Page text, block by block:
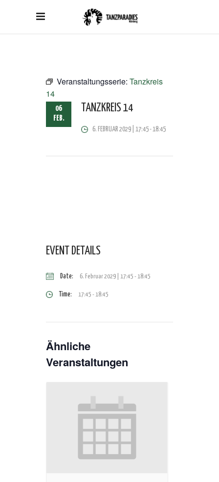
Veranstaltungsserie: Tanzkreis
14
06
FEB.
TANZKREIS 14
6. FEBRUAR 2029 | 17:45-18:45
EVENT DETAILS
Date: 6. Februar 2029 | 17:45 -18:45
Time: 17:45 - 18:45
Ähnliche
Veranstaltungen